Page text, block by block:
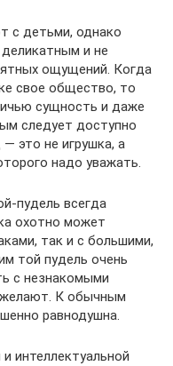
с детьми, однако
и не
ощущений. Когда
свое общество, то
сущность и даже
следует доступно
это не игрушка, а
надо уважать.
пудель всегда
охотно может
так и с большими,
той пудель очень
с незнакомыми
К обычным
равнодушна.
интеллектуальной